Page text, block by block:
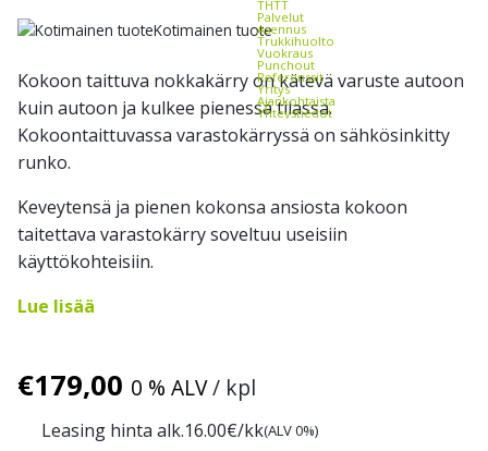
THTT
Palvelut
Asennus
Trukkihuolto
Vuokraus
Punchout
Referenssit
Yritys
Ajankohtaista
Yhteystiedot
Kotimainen tuote
Kokoon taittuva nokkakärry on kätevä varuste autoon
kuin autoon ja kulkee pienessä tilassa.
Kokoontaittuvassa varastokärryssä on sähkösinkitty
runko.
Keveytensä ja pienen kokonsa ansiosta kokoon
taitettava varastokärry soveltuu useisiin
käyttökohteisiin.
Lue lisää
€179,00 0 % ALV/ kpl
Leasing hinta alk.16.00€/kk(ALV 0%)